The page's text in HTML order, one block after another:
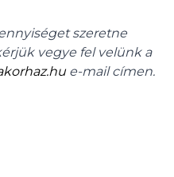
szeretne
vegye fel velünk a
e-mail címen.